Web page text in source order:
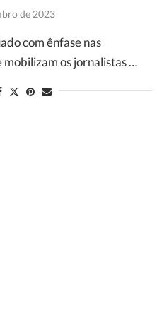
de 2023
com ênfase nas
mobilizam os jornalistas …